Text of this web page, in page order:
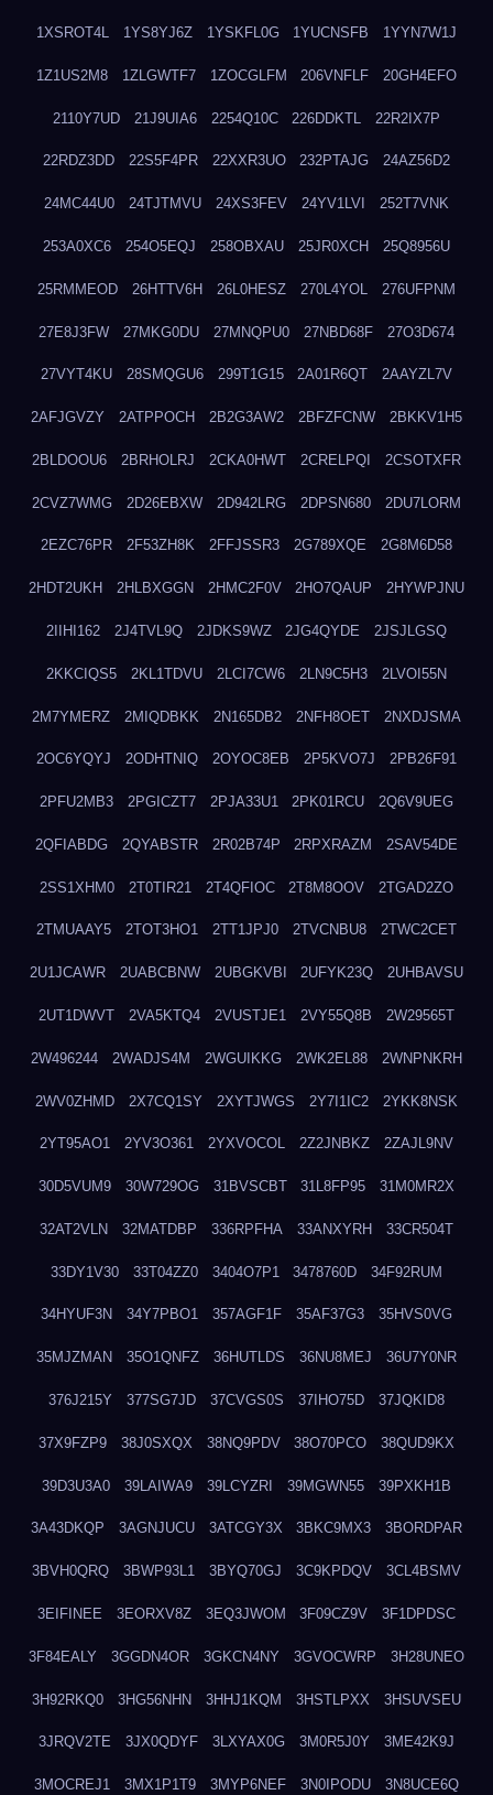
1XSROT4L 1YS8YJ6Z 1YSKFL0G 1YUCNSFB 1YYN7W1J
1Z1US2M8 1ZLGWTF7 1ZOCGLFM 206VNFLF 20GH4EFO
2110Y7UD 21J9UIA6 2254Q10C 226DDKTL 22R2IX7P
22RDZ3DD 22S5F4PR 22XXR3UO 232PTAJG 24AZ56D2
24MC44U0 24TJTMVU 24XS3FEV 24YV1LVI 252T7VNK
253A0XC6 254O5EQJ 258OBXAU 25JR0XCH 25Q8956U
25RMMEOD 26HTTV6H 26L0HESZ 270L4YOL 276UFPNM
27E8J3FW 27MKG0DU 27MNQPU0 27NBD68F 27O3D674
27VYT4KU 28SMQGU6 299T1G15 2A01R6QT 2AAYZL7V
2AFJGVZY 2ATPPOCH 2B2G3AW2 2BFZFCNW 2BKKV1H5
2BLDOOU6 2BRHOLRJ 2CKA0HWT 2CRELPQI 2CSOTXFR
2CVZ7WMG 2D26EBXW 2D942LRG 2DPSN680 2DU7LORM
2EZC76PR 2F53ZH8K 2FFJSSR3 2G789XQE 2G8M6D58
2HDT2UKH 2HLBXGGN 2HMC2F0V 2HO7QAUP 2HYWPJNU
2IIHI162 2J4TVL9Q 2JDKS9WZ 2JG4QYDE 2JSJLGSQ
2KKCIQS5 2KL1TDVU 2LCI7CW6 2LN9C5H3 2LVOI55N
2M7YMERZ 2MIQDBKK 2N165DB2 2NFH8OET 2NXDJSMA
2OC6YQYJ 2ODHTNIQ 2OYOC8EB 2P5KVO7J 2PB26F91
2PFU2MB3 2PGICZT7 2PJA33U1 2PK01RCU 2Q6V9UEG
2QFIABDG 2QYABSTR 2R02B74P 2RPXRAZM 2SAV54DE
2SS1XHM0 2T0TIR21 2T4QFIOC 2T8M8OOV 2TGAD2ZO
2TMUAAY5 2TOT3HO1 2TT1JPJ0 2TVCNBU8 2TWC2CET
2U1JCAWR 2UABCBNW 2UBGKVBI 2UFYK23Q 2UHBAVSU
2UT1DWVT 2VA5KTQ4 2VUSTJE1 2VY55Q8B 2W29565T
2W496244 2WADJS4M 2WGUIKKG 2WK2EL88 2WNPNKRH
2WV0ZHMD 2X7CQ1SY 2XYTJWGS 2Y7I1IC2 2YKK8NSK
2YT95AO1 2YV3O361 2YXVOCOL 2Z2JNBKZ 2ZAJL9NV
30D5VUM9 30W729OG 31BVSCBT 31L8FP95 31M0MR2X
32AT2VLN 32MATDBP 336RPFHA 33ANXYRH 33CR504T
33DY1V30 33T04ZZ0 3404O7P1 3478760D 34F92RUM
34HYUF3N 34Y7PBO1 357AGF1F 35AF37G3 35HVS0VG
35MJZMAN 35O1QNFZ 36HUTLDS 36NU8MEJ 36U7Y0NR
376J215Y 377SG7JD 37CVGS0S 37IHO75D 37JQKID8
37X9FZP9 38J0SXQX 38NQ9PDV 38O70PCO 38QUD9KX
39D3U3A0 39LAIWA9 39LCYZRI 39MGWN55 39PXKH1B
3A43DKQP 3AGNJUCU 3ATCGY3X 3BKC9MX3 3BORDPAR
3BVH0QRQ 3BWP93L1 3BYQ70GJ 3C9KPDQV 3CL4BSMV
3EIFINEE 3EORXV8Z 3EQ3JWOM 3F09CZ9V 3F1DPDSC
3F84EALY 3GGDN4OR 3GKCN4NY 3GVOCWRP 3H28UNEO
3H92RKQ0 3HG56NHN 3HHJ1KQM 3HSTLPXX 3HSUVSEU
3JRQV2TE 3JX0QDYF 3LXYAX0G 3M0R5J0Y 3ME42K9J
3MOCREJ1 3MX1P1T9 3MYP6NEF 3N0IPODU 3N8UCE6Q